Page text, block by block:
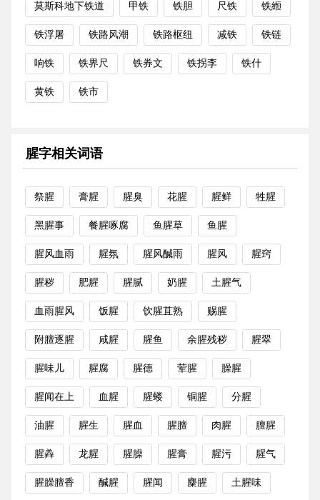
莫斯科地下铁道 甲铁 铁胆 尺铁 铁縆
铁浮屠 铁路风潮 铁路枢纽 减铁 铁链
响铁 铁界尺 铁券文 铁拐李 铁什
黄铁 铁市
腥字相关词语
祭腥 膏腥 腥臭 花腥 腥鲜 牲腥
黑腥事 餐腥啄腐 鱼腥草 鱼腥
腥风血雨 腥氛 腥风醎雨 腥风 腥窍
腥秽 肥腥 腥腻 奶腥 土腥气
血雨腥风 饭腥 饮腥苴熟 赐腥
附膻逐腥 咸腥 腥鱼 余腥残秽 腥翠
腥味儿 腥腐 腥德 荤腥 臊腥
腥闻在上 血腥 腥蝼 铜腥 分腥
油腥 腥生 腥血 腥膻 肉腥 膻腥
腥羴 龙腥 腥臊 腥膏 腥污 腥气
腥臊膻香 醎腥 腥闻 麋腥 土腥味